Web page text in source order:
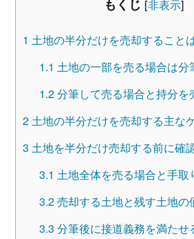
もくじ [非表示]
1 土地の半分だけを売却すること
1.1 土地の一部を売る場合は分
1.2分筆して売る場合と持分を
2土地の半分だけを売却する主な
3 土地を半分だけ売却する前に確
3.1 土地全体を売る場合と手取
3.2売却する土地と残す土地の
3.3 分筆後に接道義務を満たせ